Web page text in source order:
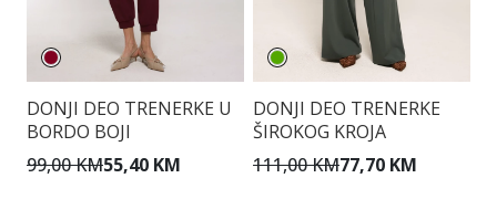
DONJI DEO TRENERKE U
BORDO BOJI
99,00 KM55,40 KM
DONJI DEO TRENERKE
ŠIROKOG KROJA
111,00 KM77,70 KM